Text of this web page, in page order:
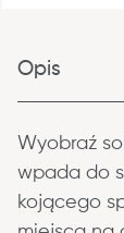
Opis
Wyobraź
wpada do
kojącego